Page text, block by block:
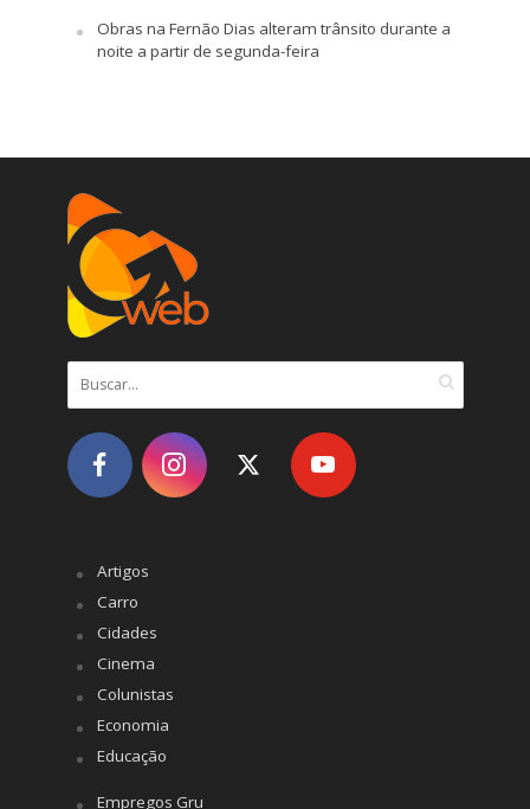
Obras na Fernão Dias alteram trânsito durante a
noite a partir de segunda-feira
Artigos
Carro
Cidades
Cinema
Colunistas
Economia
Educação
Empregos Gru